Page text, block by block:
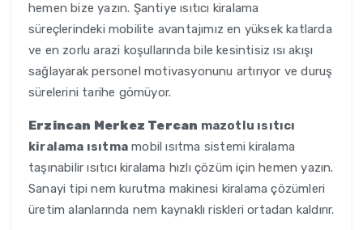
hemen bize yazın. Şantiye ısıtıcı kiralama
süreçlerindeki mobilite avantajımız en yüksek katlarda
ve en zorlu arazi koşullarında bile kesintisiz ısı akışı
sağlayarak personel motivasyonunu artırıyor ve duruş
sürelerini tarihe gömüyor.
Erzincan Merkez Tercan mazotlu ısıtıcı
kiralama ısıtma mobil ısıtma sistemi kiralama
taşınabilir ısıtıcı kiralama hızlı çözüm için hemen yazın.
Sanayi tipi nem kurutma makinesi kiralama çözümleri
üretim alanlarında nem kaynaklı riskleri ortadan kaldırır.